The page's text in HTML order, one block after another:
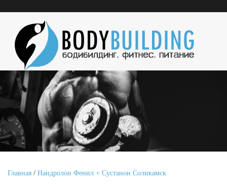
Главная / Нандролон Фенил + Сустанон Соликамск